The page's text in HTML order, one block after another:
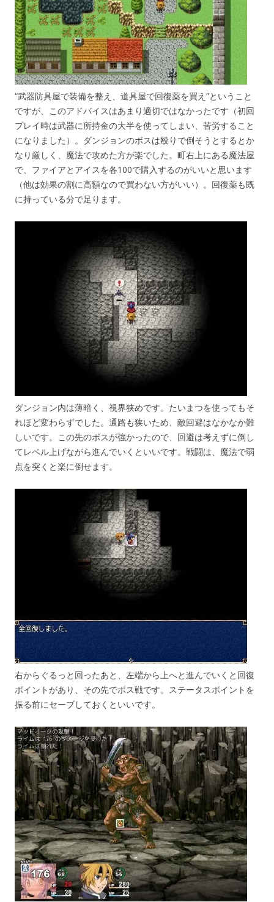
“武器防具屋で装備を整え、道具屋で回復薬を買え”ということ
ですが、このアドバイスはあまり適切ではなかったです（初回
プレイ時は武器に所持金の大半を使ってしまい、苦労すること
になりました）。ダンジョンのボスは殴りで倒そうとするとか
なり厳しく、魔法で攻めた方が楽でした。町右上にある魔法屋
で、ファイアとアイスを各100で購入するのがいいと思います
（他は効果の割に高額なので買わない方がいい）。回復薬も既
に持っている分で足ります。
ダンジョン内は薄暗く、視界狭めです。たいまつを使ってもそ
れほど変わらずでした。通路も狭いため、敵回避はなかなか難
しいです。この先のボスが強かったので、回避は考えずに倒し
てレベル上げながら進んでいくといいです。戦闘は、魔法で弱
点を突くと楽に倒せます。
右からぐるっと回ったあと、左端から上へと進んでいくと回復
ポイントがあり、その先でボス戦です。ステータスポイントを
振る前にセーブしておくといいです。